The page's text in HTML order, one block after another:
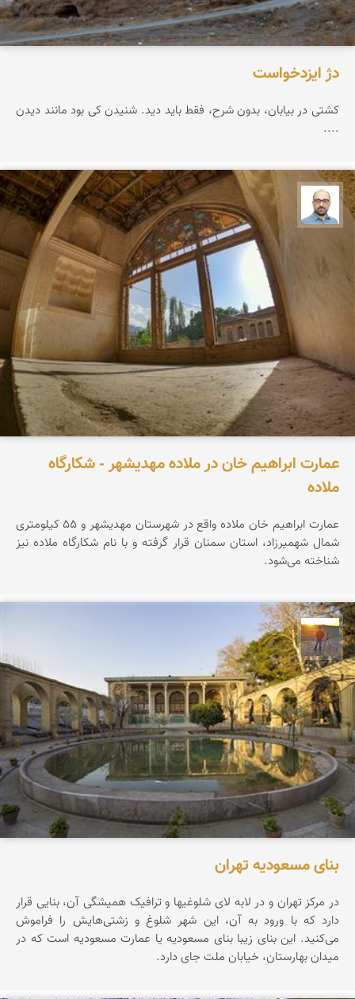
دژ ایزدخواست
کشتی در بیابان، بدون شرح، فقط باید دید. شنیدن کی بود مانند دیدن
....
بابک ارجمندی
عمارت ابراهیم خان در ملاده مهدیشهر - شکارگاه
ملاده
عمارت ابراهیم خان ملاده واقع در شهرستان مهدیشهر و ۵۵ کیلومتری
شمال شهمیرزاد، استان سمنان قرار گرفته و با نام شکارگاه ملاده نیز
شناخته می‌شود.
مهدی مخلصیان
بنای مسعودیه تهران
در مرکز تهران و در لابه لای شلوغیها و ترافیک همیشگی آن، بنایی قرار
دارد که با ورود به آن، این شهر شلوغ و زشتی‌هایش را فراموش
می‌کنید. این بنای زیبا بنای مسعودیه یا عمارت مسعودیه است که در
میدان بهارستان، خیابان ملت جای دارد.